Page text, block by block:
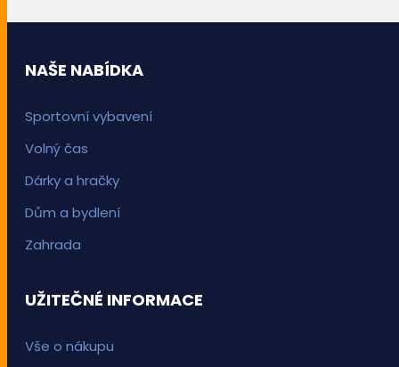
NAŠE NABÍDKA
Sportovní vybavení
Volný čas
Dárky a hračky
Dům a bydlení
Zahrada
UŽITEČNÉ INFORMACE
Vše o nákupu